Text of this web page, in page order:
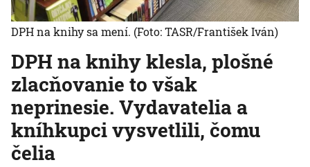
DPH na knihy klesla, plošné
zlacňovanie to však
neprinesie. Vydavatelia a
kníhkupci vysvetlili, čomu
čelia
DPH na knihy sa mení. (Foto: TASR/František Iván)